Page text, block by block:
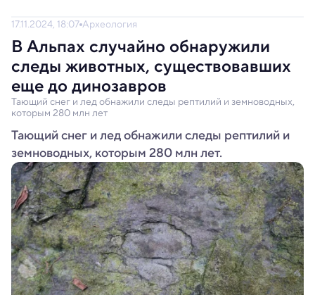
17.11.2024, 18:07 Археология
В Альпах случайно обнаружили
следы животных, существовавших
еще до динозавров
Тающий снег и лед обнажили следы рептилий и земноводных,
которым 280 млн лет
Тающий снег и лед обнажили следы рептилий и
земноводных, которым 280 млн лет.